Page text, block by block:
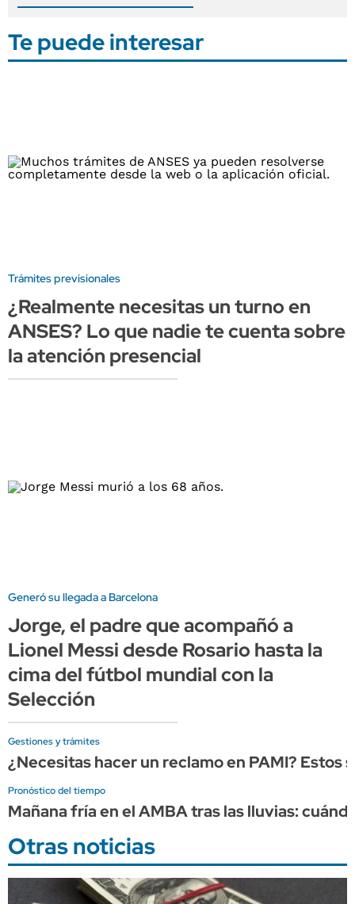
Te puede interesar
Trámites previsionales
¿Realmente necesitas un turno en
ANSES? Lo que nadie te cuenta sobre
la atención presencial
Generó su llegada a Barcelona
Jorge, el padre que acompañó a
Lionel Messi desde Rosario hasta la
cima del fútbol mundial con la
Selección
Gestiones y trámites
¿Necesitas hacer un reclamo en PAMI?
Pronóstico del tiempo
Mañana fría en el AMBA tras las lluvias:
Otras noticias